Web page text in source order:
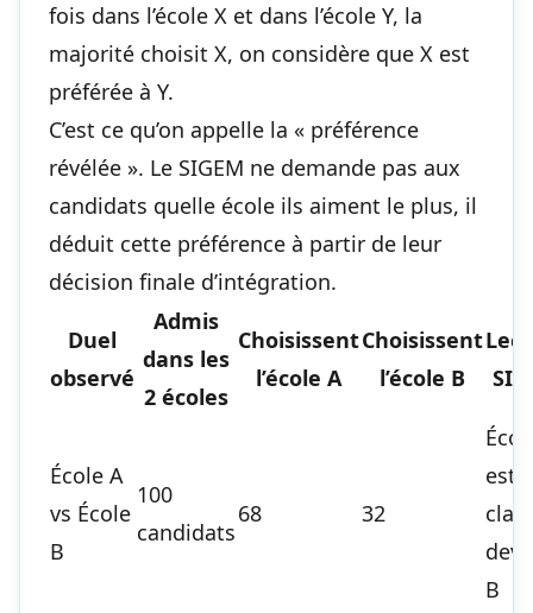
fois dans l’école X et dans l’école Y, la
majorité choisit X, on considère que X est
préférée à Y.
C’est ce qu’on appelle la « préférence
révélée ». Le SIGEM ne demande pas aux
candidats quelle école ils aiment le plus, il
déduit cette préférence à partir de leur
décision finale d’intégration.
Duel
observé
Admis
dans les
2 écoles
Choisissent
l’école A
Choisissent
l’école B
École A
vs École
B
100
candidats
68 32
est
B